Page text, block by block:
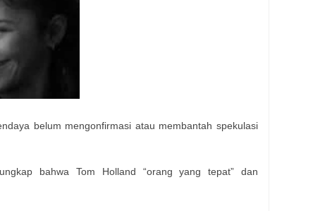
belum mengonfirmasi atau membantah spekulasi
bahwa Tom Holland “orang yang tepat” dan